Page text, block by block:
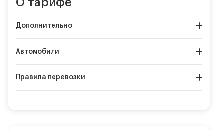
О тарифе
Дополнительно
Автомобили
Правила перевозки